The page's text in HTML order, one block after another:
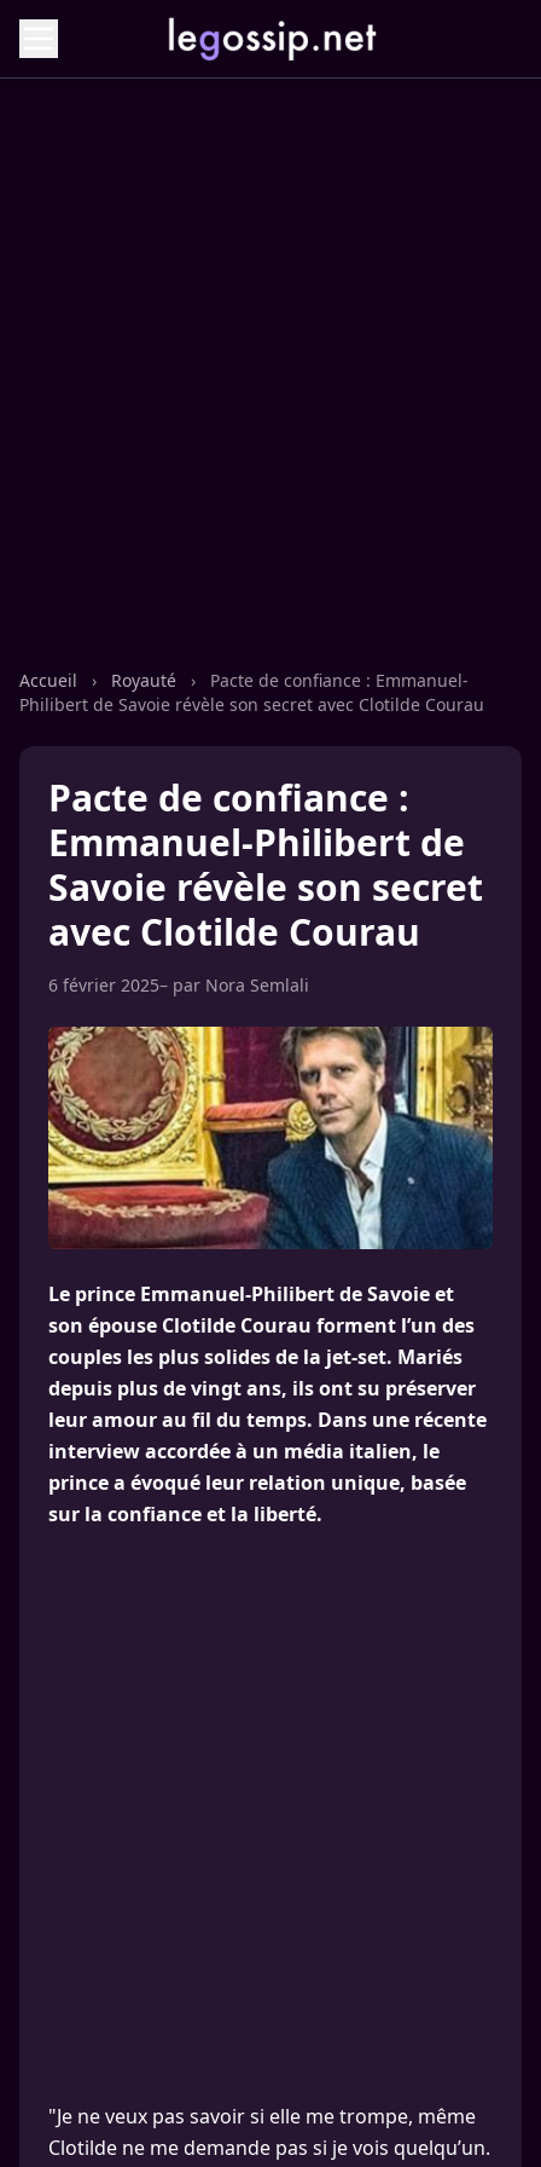
Accueil › Royauté ›
Pacte de confiance : Emmanuel-
Philibert de Savoie révèle son secret avec Clotilde Courau
Pacte de confiance :
Emmanuel-Philibert de
Savoie révèle son secret
avec Clotilde Courau
6 février 2025– par Nora Semlali
Le prince Emmanuel-Philibert de Savoie et
son épouse Clotilde Courau forment l’un des
couples les plus solides de la jet-set. Mariés
depuis plus de vingt ans, ils ont su préserver
leur amour au fil du temps. Dans une récente
interview accordée à un média italien, le
prince a évoqué leur relation unique, basée
sur la confiance et la liberté.
"Je ne veux pas savoir si elle me trompe, même
Clotilde ne me demande pas si je vois quelqu’un.